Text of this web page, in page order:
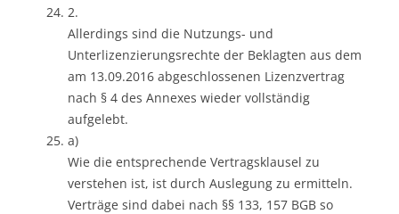
2.
Allerdings sind die Nutzungs- und
Unterlizenzierungsrechte der Beklagten aus dem
am 13.09.2016 abgeschlossenen Lizenzvertrag
nach § 4 des Annexes wieder vollständig
aufgelebt.
a)
Wie die entsprechende Vertragsklausel zu
verstehen ist, ist durch Auslegung zu ermitteln.
Verträge sind dabei nach §§ 133, 157 BGB so